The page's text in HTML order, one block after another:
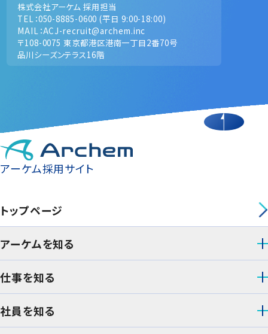
株式会社アーケム 採用担当
TEL：050-8885-0600 (平日 9:00-18:00)
MAIL：ACJ-recruit@archem.inc
〒108-0075 東京都港区港南一丁目2番70号
品川シーズンテラス16階
アーケム採用サイト
トップページ
アーケムを知る
仕事を知る
社員を知る